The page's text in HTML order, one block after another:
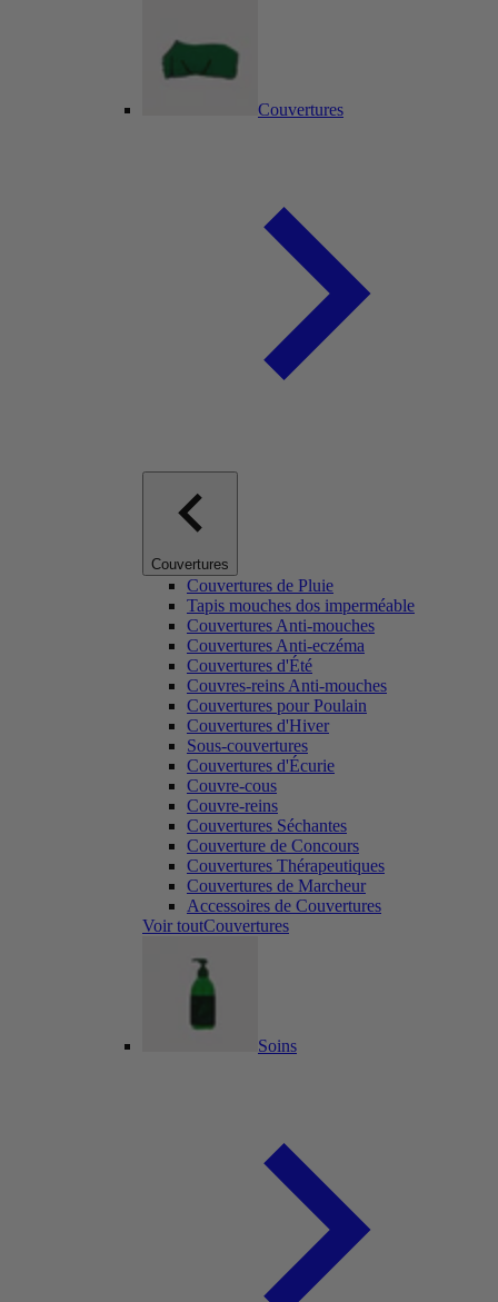
Couvertures
Couvertures
Couvertures de Pluie
Tapis mouches dos imperméable
Couvertures Anti-mouches
Couvertures Anti-eczéma
Couvertures d'Été
Couvres-reins Anti-mouches
Couvertures pour Poulain
Couvertures d'Hiver
Sous-couvertures
Couvertures d'Écurie
Couvre-cous
Couvre-reins
Couvertures Séchantes
Couverture de Concours
Couvertures Thérapeutiques
Couvertures de Marcheur
Accessoires de Couvertures
Voir toutCouvertures
Soins